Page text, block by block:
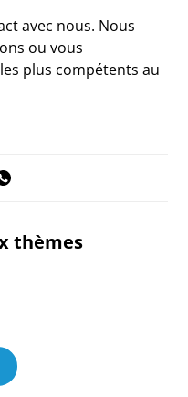
avec nous. Nous
ou vous
plus compétents au
thèmes